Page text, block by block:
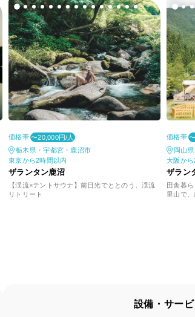
価格帯 〜20,000円/人
栃木県・宇都宮・鹿沼市
東京から2時間以内
ザランタン鹿沼
【渓流×テントサウナ】前日光でととのう、渓流
リトリート
価格帯
岡山
大阪か
ザラン
田舎暮
里山で
設備・サー